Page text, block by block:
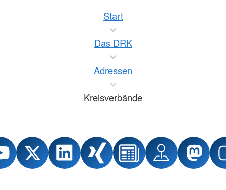
Start
Das DRK
Adressen
Kreisverbände